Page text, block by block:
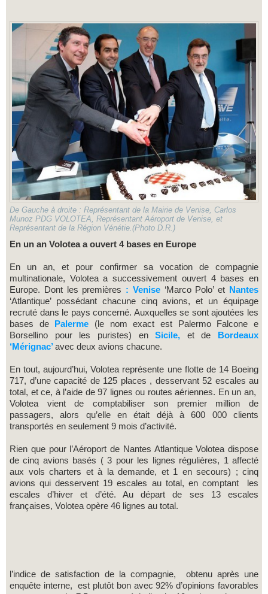
De Gauche à droite : Représentant de la Mairie de Venise, Carlos
Munoz PDG VOLOTEA, Représentant Aéroport de Venise, et
Représentant de la Région Vénétie.(Photo D.R.)
En un an Volotea a ouvert 4 bases en Europe
En un an, et pour confirmer sa vocation de compagnie
multinationale, Volotea a successivement ouvert 4 bases en
Europe. Dont les premières : Venise‘Marco Polo’ et Nantes
‘Atlantique’ possédant chacune cinq avions, et un équipage
recruté dans le pays concerné. Auxquelles se sont ajoutées les
bases dePalerme (le nom exact est Palermo Falcone e
Borsellino pour les puristes) enSicile, et de Bordeaux
‘Mérignac’avec deux avions chacune.
En tout, aujourd’hui, Volotea représente une flotte de 14 Boeing
717, d’une capacité de 125 places , desservant 52 escales au
total, et ce, à l’aide de 97 lignes ou routes aériennes. En un an,
Volotea vient de comptabiliser son premier million de
passagers, alors qu’elle en était déjà à 600 000 clients
transportés en seulement 9 mois d’activité.
Rien que pour l’Aéroport de Nantes Atlantique Volotea dispose
de cinq avions basés ( 3 pour les lignes régulières, 1 affecté
aux vols charters et à la demande, et 1 en secours) ; cinq
avions qui desservent 19 escales au total, en comptant les
escales d’hiver et d’été. Au départ de ses 13 escales
françaises, Volotea opère 46 lignes au total.
l’indice de satisfaction de la compagnie, obtenu après une
enquête interne, est plutôt bon avec 92% d’opinions favorables